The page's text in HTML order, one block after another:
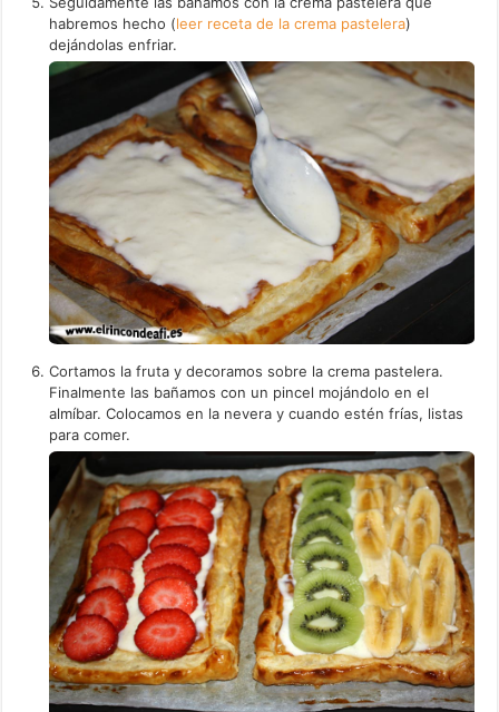
habremos hecho (leer receta de la crema pastelera)
dejándolas enfriar.
Cortamos la fruta y decoramos sobre la crema pastelera.
Finalmente las bañamos con un pincel mojándolo en el
almíbar. Colocamos en la nevera y cuando estén frías, listas
para comer.